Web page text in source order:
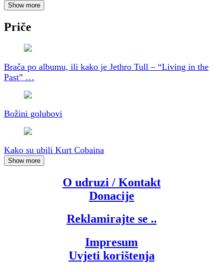
Show more
Priče
Brača po albumu, ili kako je Jethro Tull – “Living in the
Past” …
Božini golubovi
Kako su ubili Kurt Cobaina
Show more
O udruzi / Kontakt
Donacije
Reklamirajte se ..
Impresum
Uvjeti korištenja